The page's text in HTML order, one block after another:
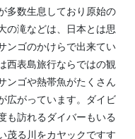
多数生息しており原始の
の滝などは、日本とは思
ンゴのかけらで出来てい
西表島旅行ならではの観
ンゴや熱帯魚がたくさん
広がっています。ダイビ
も訪れるダイバーもいる
茂る川をカヤックですす